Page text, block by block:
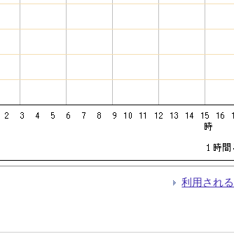
利用され